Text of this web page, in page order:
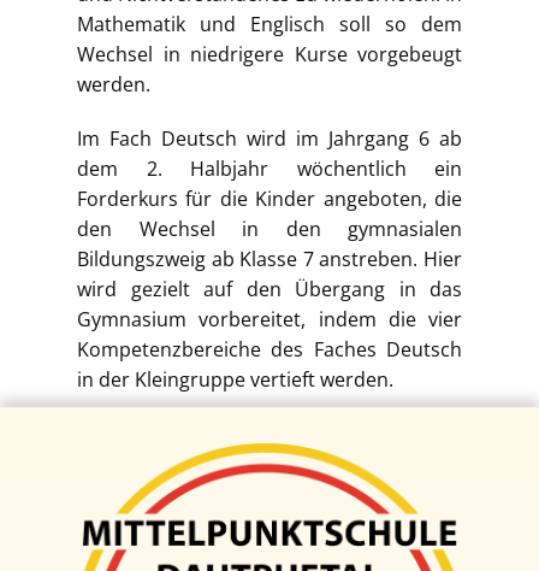
Mathematik und Englisch soll so dem
Wechsel in niedrigere Kurse vorgebeugt
werden.
Im Fach Deutsch wird im Jahrgang 6 ab
dem 2. Halbjahr wöchentlich ein
Forderkurs für die Kinder angeboten, die
den Wechsel in den gymnasialen
Bildungszweig ab Klasse 7 anstreben. Hier
wird gezielt auf den Übergang in das
Gymnasium vorbereitet, indem die vier
Kompetenzbereiche des Faches Deutsch
in der Kleingruppe vertieft werden.